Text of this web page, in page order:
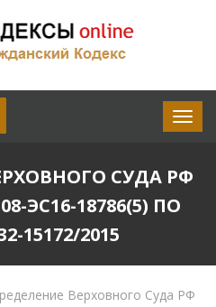
СУДА РФ
ЭС16-18786(5) ПО
15172/2015
Верховного Суда РФ